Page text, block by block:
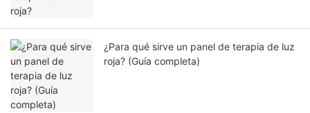
¿Para qué sirve un panel de terapia de luz
roja? (Guía completa)